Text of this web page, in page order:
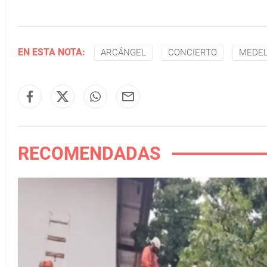
EN ESTA NOTA: ARCÁNGEL CONCIERTO
RECOMENDADAS